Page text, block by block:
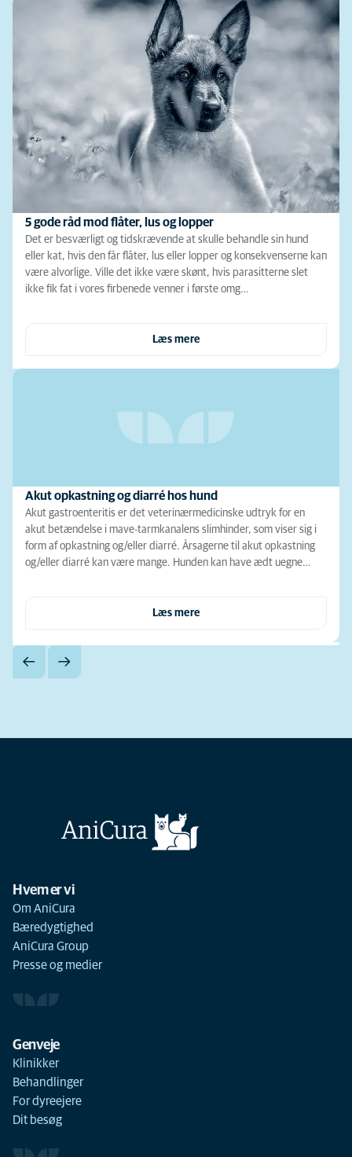
5 gode råd mod flåter, lus og lopper
Det er besværligt og tidskrævende at skulle behandle sin hund
eller kat, hvis den får flåter, lus eller lopper og konsekvenserne kan
være alvorlige. Ville det ikke være skønt, hvis parasitterne slet
ikke fik fat i vores firbenede venner i første omg…
Læs mere
Akut opkastning og diarré hos hund
Akut gastroenteritis er det veterinærmedicinske udtryk for en
akut betændelse i mave-tarmkanalens slimhinder, som viser sig i
form af opkastning og/eller diarré. Årsagerne til akut opkastning
og/eller diarré kan være mange. Hunden kan have ædt uegne…
Læs mere
Hvem er vi
Om AniCura
Bæredygtighed
AniCura Group
Presse og medier
Genveje
Klinikker
Behandlinger
For dyreejere
Dit besøg